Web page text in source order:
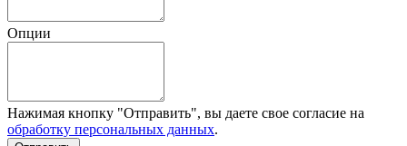
Опции
Нажимая кнопку "Отправить", вы даете свое согласие на
обработку персональных данных.